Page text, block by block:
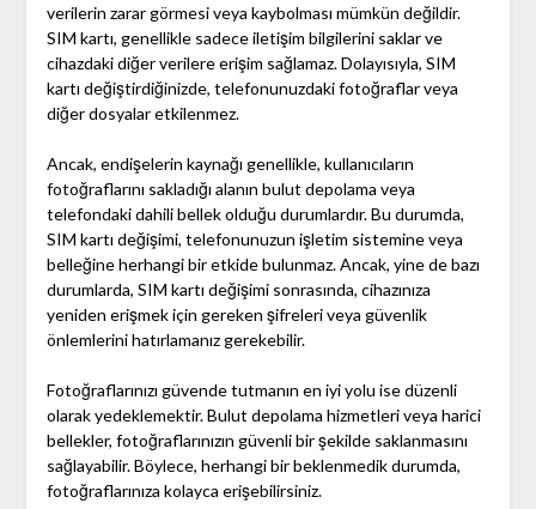
verilerin zarar görmesi veya kaybolması mümkün değildir.
SIM kartı, genellikle sadece iletişim bilgilerini saklar ve
cihazdaki diğer verilere erişim sağlamaz. Dolayısıyla, SIM
kartı değiştirdiğinizde, telefonunuzdaki fotoğraflar veya
diğer dosyalar etkilenmez.
Ancak, endişelerin kaynağı genellikle, kullanıcıların
fotoğraflarını sakladığı alanın bulut depolama veya
telefondaki dahili bellek olduğu durumlardır. Bu durumda,
SIM kartı değişimi, telefonunuzun işletim sistemine veya
belleğine herhangi bir etkide bulunmaz. Ancak, yine de bazı
durumlarda, SIM kartı değişimi sonrasında, cihazınıza
yeniden erişmek için gereken şifreleri veya güvenlik
önlemlerini hatırlamanız gerekebilir.
Fotoğraflarınızı güvende tutmanın en iyi yolu ise düzenli
olarak yedeklemektir. Bulut depolama hizmetleri veya harici
bellekler, fotoğraflarınızın güvenli bir şekilde saklanmasını
sağlayabilir. Böylece, herhangi bir beklenmedik durumda,
fotoğraflarınıza kolayca erişebilirsiniz.